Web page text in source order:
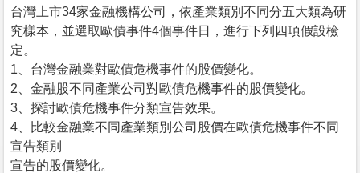
台灣上市34家金融機構公司，依產業類別不同分五大類為研
究樣本，並選取歐債事件4個事件日，進行下列四項假設檢
定。
1、台灣金融業對歐債危機事件的股價變化。
2、金融股不同產業公司對歐債危機事件的股價變化。
3、探討歐債危機事件分類宣告效果。
4、比較金融業不同產業類別公司股價在歐債危機事件不同
宣告類別
宣告的股價變化。